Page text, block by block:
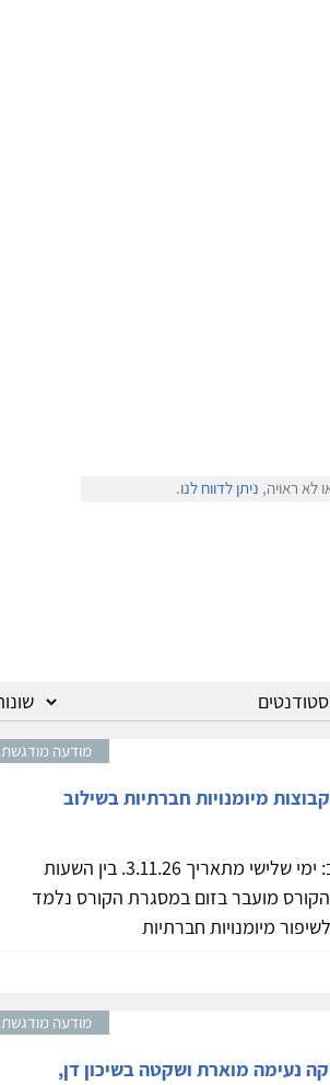
לא ראויה, ניתן לדווח לנו.
מודעה מודגשת
מיומנויות חברתיות בשילוב
המחזור הקרוב: ימי שלישי מתאריך 3.11.26. בין השעות
22:00. הקורס מועבר בזום במסגרת הקורס נלמד
מיומנויות חברתיות
מודעה מודגשת
נעימה מוארת ושקטה בשיכון דן,